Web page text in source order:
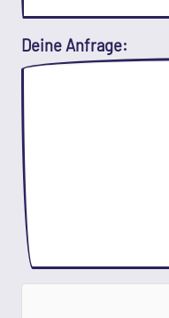
Deine Anfrage: